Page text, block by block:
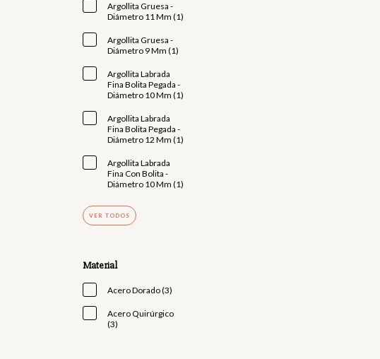
Argollita Gruesa -
Diámetro 11 Mm (1)
Argollita Gruesa -
Diámetro 9 Mm (1)
Argollita Labrada
Fina Bolita Pegada -
Diámetro 10 Mm (1)
Argollita Labrada
Fina Bolita Pegada -
Diámetro 12 Mm (1)
Argollita Labrada
Fina Con Bolita -
Diámetro 10 Mm (1)
VER TODOS
Material
Acero Dorado (3)
Acero Quirúrgico
(3)